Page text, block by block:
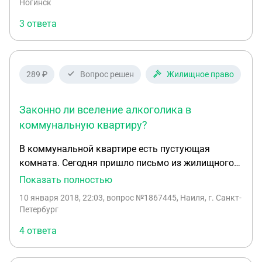
земля и дом в нашей собственности?
Ногинск
3 ответа
289 ₽ Вопрос решен Жилищное право
Законно ли вселение алкоголика в
коммунальную квартиру?
В коммунальной квартире есть пустующая
комната. Сегодня пришло письмо из жилищного
отдела о том, что каждый из жильцов квартиры
необходимо предоставить заявление и
дня назад в эту комнату вселили бомжа-
алкоголика с испытательным сроком в 6 месяцев;
Показать полностью
10 января 2018, 22:03, вопрос №1867445, Наиля, г. Санкт-
Петербург
4 ответа